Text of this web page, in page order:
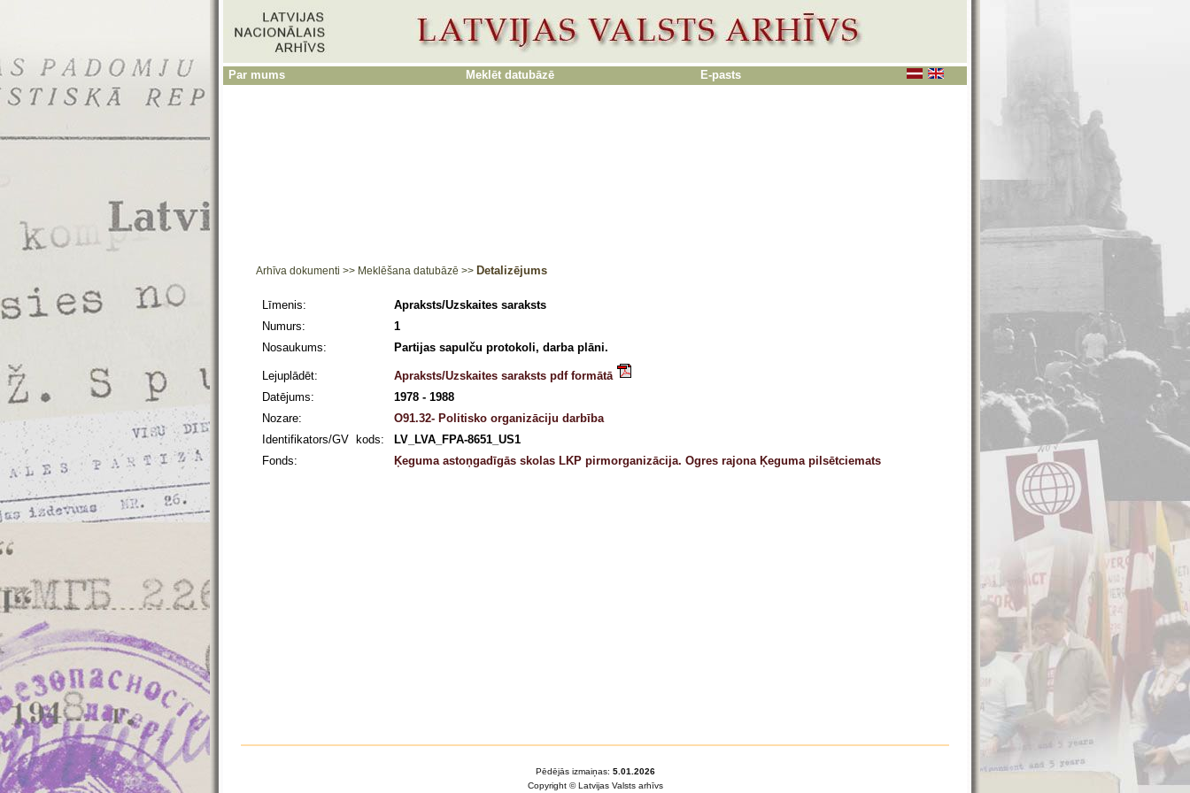
Par mums Meklēt datubāzē E-pasts
Arhīva dokumenti >> Meklēšana datubāzē >> Detalizējums
Līmenis:
Apraksts/Uzskaites saraksts
Numurs:
1
Nosaukums:
Partijas sapulču protokoli, darba plāni.
Lejuplādēt:
Apraksts/Uzskaites saraksts pdf formātā
Datējums:
1978 - 1988
Nozare:
O91.32- Politisko organizāciju darbība
Identifikators/GV kods:
LV_LVA_FPA-8651_US1
Fonds:
Ķeguma astoņgadīgās skolas LKP pirmorganizācija. Ogres rajona Ķeguma pilsētciemats
Pēdējās izmaiņas: 5.01.2026
Copyright © Latvijas Valsts arhīvs